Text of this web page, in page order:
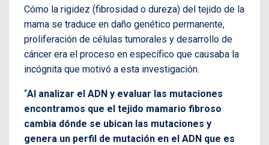
Cómo la rigidez (fibrosidad o dureza) del tejido de la
mama se traduce en daño genético permanente,
proliferación de células tumorales y desarrollo de
cáncer era el proceso en específico que causaba la
incógnita que motivó a esta investigación.
“Al analizar el ADN y evaluar las mutaciones
encontramos que el tejido mamario fibroso
cambia dónde se ubican las mutaciones y
genera un perfil de mutación en el ADN que es